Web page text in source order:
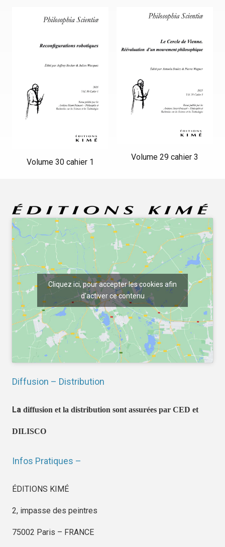
Volume 30 cahier 1
Volume 29 cahier 3
Cliquez ici, pour accepter les cookies afin
d'activer ce contenu
Diffusion – Distribution
La diffusion et la distribution sont assurées par CED et
DILISCO
Infos Pratiques –
ÉDITIONS KIMÉ
2, impasse des peintres
75002 Paris – FRANCE